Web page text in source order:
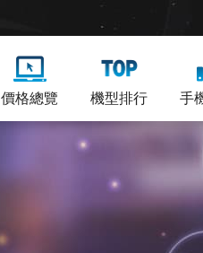
價格總覽 機型排行 手